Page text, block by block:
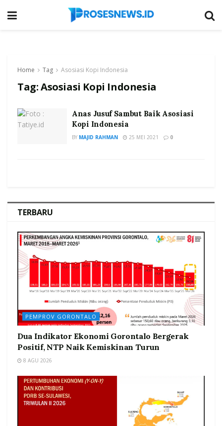
Home Tag Asosiasi Kopi Indonesia
Tag:Asosiasi Kopi Indonesia
Anas Jusuf Sambut Baik Asosiasi
Kopi Indonesia
BY MAJID RAHMAN 25 MEI 2021 0
TERBARU
PEMPROV GORONTALO
Dua Indikator Ekonomi Gorontalo Bergerak
Positif, NTP Naik Kemiskinan Turun
8 AGU 2026